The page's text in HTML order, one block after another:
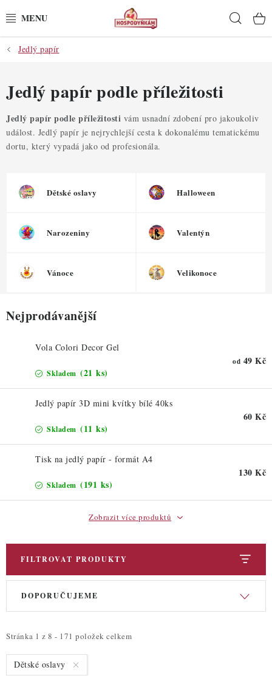
na
POTŘEBY
POMŮCKY
SUROVINY
DEKORACE
POCHUTINY
ZDRAVÉ PEČENÍ
PROFI BALENÍ
NOVÉ ZBOŽÍ
ZNAČKY
Nepřevzetí zásilky na dobírku
Obchodní podmínky
Hodnocení obchodu
Blog
Podmínky ochrany osobních údajů
Jedlý papír
Jedlý papír podle příležitosti
Jedlý papír podle příležitosti vám usnadní zdobení pro jakoukoliv
událost. Jedlý papír je nejrychlejší cesta k dokonalému tematickému
dortu, který vypadá jako od profesionála.
Dětské oslavy Halloween
Narozeniny Valentýn
Vánoce Velikonoce
Nejprodávanější
Vola Colori Decor Gel
Skladem (21 ks)
od 49 Kč
Jedlý papír 3D mini kvítky bílé 40ks
Skladem (11 ks)
60 Kč
Tisk na jedlý papír - formát A4
Skladem (191 ks)
130 Kč
Zobrazit více produktů
FILTROVAT PRODUKTY
V
i
s
p
Stránka 1 z 8 - 171 položek celkem
Ř
e
n
í
DOPORUČUJEME
Dětské oslavy